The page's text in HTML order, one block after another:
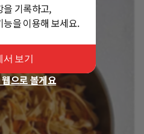
을 기록하고,
을 이용해 보세요.
서 보기
으로 볼게요